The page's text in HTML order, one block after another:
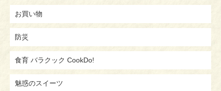
お買い物
防災
食育 バラクック CookDo!
魅惑のスイーツ